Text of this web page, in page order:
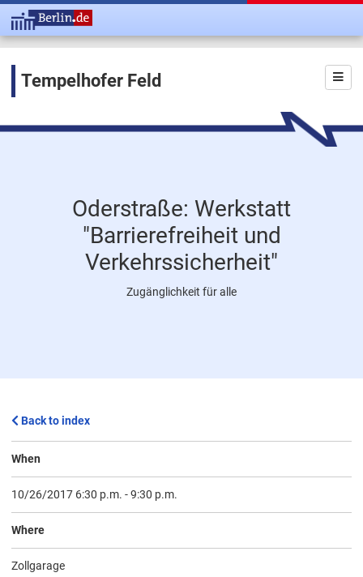
Tempelhofer Feld
Oderstraße: Werkstatt
"Barrierefreiheit und
Verkehrssicherheit"
Zugänglichkeit für alle
Back to index
When
10/26/2017 6:30 p.m. -9:30 p.m.
Where
Zollgarage